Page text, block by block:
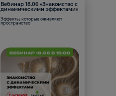
Вебинар 18.06 «Знакомство с
динамическими эффектами»
Эффекты, которые оживляют
пространство